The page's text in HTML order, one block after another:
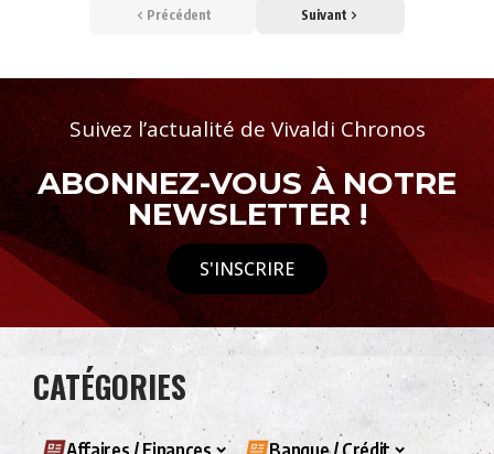
Précédent Suivant
Suivez l’actualité de Vivaldi Chronos
ABONNEZ-VOUS À NOTRE
NEWSLETTER !
S'INSCRIRE
CATÉGORIES